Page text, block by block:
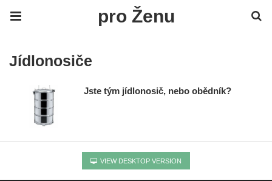
pro Ženu
Jídlonosiče
Jste tým jídlonosič, nebo obědník?
VIEW DESKTOP VERSION